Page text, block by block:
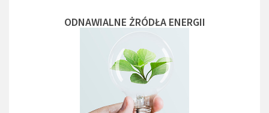
ODNAWIALNE ŻRÓDŁA ENERGII